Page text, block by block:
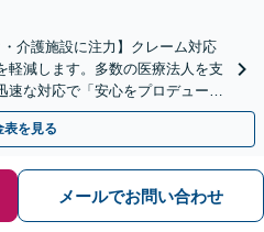
介護施設に注力】クレーム対応
軽減します。多数の医療法人を支
速な対応で「安心をプロデュー
す！【顧問先80社以上】
表を見る
メールでお問い合わせ